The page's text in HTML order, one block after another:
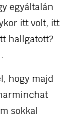
egyáltalán
itt volt, itt
hallgatott?
hogy majd
sokkal